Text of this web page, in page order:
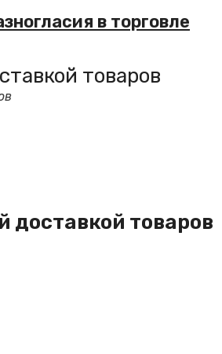
в торговле
товаров
доставкой товаров